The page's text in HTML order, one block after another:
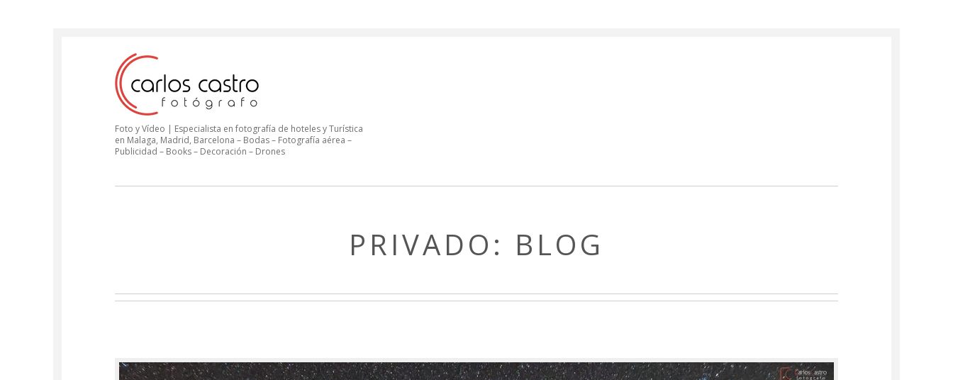
Foto y Vídeo | Especialista en fotografía de hoteles y Turística
en Malaga, Madrid, Barcelona – Bodas – Fotografía aérea –
Publicidad – Books – Decoración – Drones
PRIVADO: BLOG